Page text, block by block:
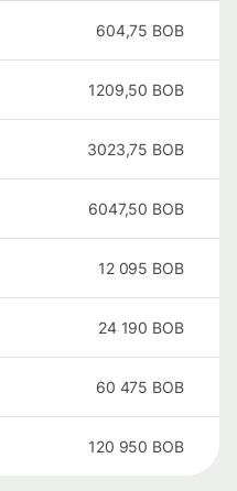
604,75 BOB
1209,50 BOB
3023,75 BOB
6047,50 BOB
12 095 BOB
24 190 BOB
60 475 BOB
120 950 BOB